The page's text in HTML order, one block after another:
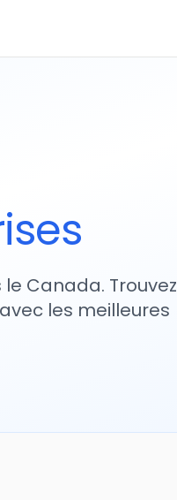
Canada. Trouvez
les meilleures